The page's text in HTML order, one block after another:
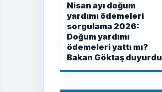
Nisan ayı doğum
yardımı ödemeleri
sorgulama 2026:
Doğum yardımı
ödemeleri yattı mı?
Bakan Göktaş duyurdu